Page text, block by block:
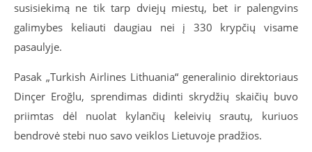
susisiekimą ne tik tarp dviejų miestų, bet ir palengvins
galimybes keliauti daugiau nei į 330 krypčių visame
pasaulyje.
Pasak „Turkish Airlines Lithuania“ generalinio direktoriaus
Dinçer Eroğlu, sprendimas didinti skrydžių skaičių buvo
priimtas dėl nuolat kylančių keleivių srautų, kuriuos
bendrovė stebi nuo savo veiklos Lietuvoje pradžios.